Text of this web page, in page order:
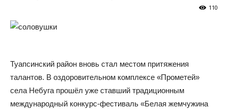
110
Туапсинский район вновь стал местом притяжения
талантов. В оздоровительном комплексе «Прометей»
села Небуга прошёл уже ставший традиционным
международный конкурс-фестиваль «Белая жемчужина